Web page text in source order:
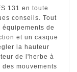
131 en toute
conseils. Tout
de
et un casque
la hauteur
de l'herbe à
mouvements